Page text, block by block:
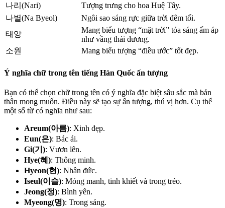
나리(Nari)
Tượng trưng cho hoa Huệ Tây.
나별(Na Byeol)
Ngôi sao sáng rực giữa trời đêm tối.
태양
Mang biểu tượng “mặt trời” tỏa sáng ấm áp
như vầng thái dương.
소원
Mang biểu tượng “điều ước” tốt đẹp.
Ý nghĩa chữ trong tên tiếng Hàn Quốc ấn tượng
Bạn có thể chọn chữ trong tên có ý nghĩa đặc biệt sâu sắc mà bản
thân mong muốn. Điều này sẽ tạo sự ấn tượng, thú vị hơn. Cụ thể
một số từ có nghĩa như sau:
Areum(아름): Xinh đẹp.
Eun(은): Bác ái.
Gi(기): Vươn lên.
Hye(혜): Thông minh.
Hyeon(현): Nhân đức.
Iseul(이슬): Mỏng manh, tinh khiết và trong trẻo.
Jeong(정): Bình yên.
Myeong(명): Trong sáng.